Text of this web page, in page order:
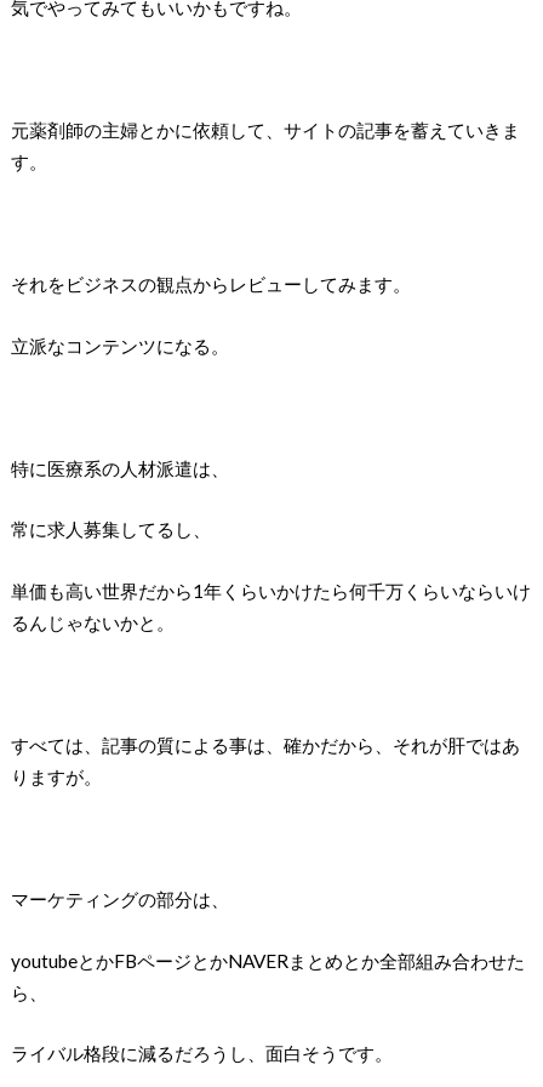
気でやってみてもいいかもですね。
元薬剤師の主婦とかに依頼して、サイトの記事を蓄えていきま
す。
それをビジネスの観点からレビューしてみます。
立派なコンテンツになる。
特に医療系の人材派遣は、
常に求人募集してるし、
単価も高い世界だから1年くらいかけたら何千万くらいならいけ
るんじゃないかと。
すべては、記事の質による事は、確かだから、それが肝ではあ
りますが。
マーケティングの部分は、
youtubeとかFBページとかNAVERまとめとか全部組み合わせた
ら、
ライバル格段に減るだろうし、面白そうです。